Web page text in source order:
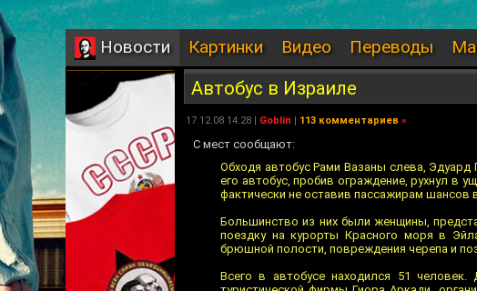
Новости Картинки Видео Переводы
Автобус в Израиле
17.12.08 14:28 | Goblin | 113 комментариев »
С мест сообщают:
Обходя автобус Рами Вазаны слева, Эдуард
его автобус, пробив ограждение, рухнул в
фактически не оставив пассажирам шансов
Большинство из них были женщины,
поездку на курорты Красного моря в
брюшной полости, повреждения черепа и
Всего в автобусе находился 51